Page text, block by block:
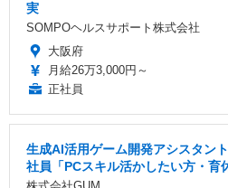
実
SOMPOヘルスサポート株式会社
大阪府
月給26万3,000円～
正社員
生成AI活用ゲーム開発アシスタン
社員「PCスキル活かしたい方・育